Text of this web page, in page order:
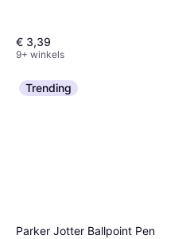
€ 3,39
9+ winkels
Trending
Parker Jotter Ballpoint Pen